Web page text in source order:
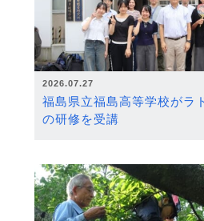
2026.07.27
福島県立福島高等学校がラ
の研修を受講